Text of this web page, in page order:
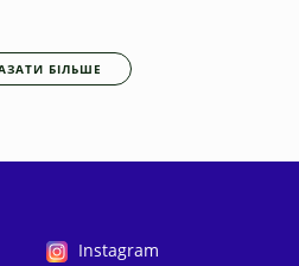
БІЛЬШЕ
Instagram